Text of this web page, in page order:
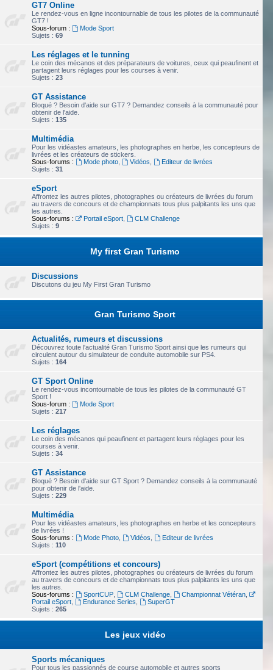
GT7 Online
Le rendez-vous en ligne incontournable de tous les pilotes de la communauté
GT7 !
Sous-forum :
Mode Sport
Sujets : 69
Les réglages et le tunning
Le coin des mécanos et des préparateurs de voitures, ceux qui peaufinent et
partagent leurs réglages pour les courses à venir.
Sujets : 23
GT Assistance
Bloqué ? Besoin d'aide sur GT7 ? Demandez conseils à la communauté pour
obtenir de l'aide.
Sujets : 135
Multimédia
Pour les vidéastes amateurs, les photographes en herbe, les concepteurs de
livrées et les créateurs de stickers.
Sous-forums :
Mode photo, Vidéos
Editeur de livrées
Sujets : 31
eSport
Affrontez les autres pilotes, photographes ou créateurs de livrées du forum
au travers de concours et de championnats tous plus palpitants les uns que
les autres.
Sous-forums :
Portail eSport,
CLM Challenge
Sujets : 9
My first Gran Turismo
Discussions
Discutons du jeu My First Gran Turismo
Gran Turismo Sport
Actualités, rumeurs et discussions
Découvrez toute l'actualité Gran Turismo Sport ainsi que les rumeurs qui
circulent autour du simulateur de conduite automobile sur PS4.
Sujets : 164
GT Sport Online
Le rendez-vous incontournable de tous les pilotes de la communauté GT
Sport !
Sous-forum :
Mode Sport
Sujets : 217
Les réglages
Le coin des mécanos qui peaufinent et partagent leurs réglages pour les
courses à venir.
Sujets : 34
GT Assistance
Bloqué ? Besoin d'aide sur GT Sport ? Demandez conseils à la communauté
pour obtenir de l'aide.
Sujets : 229
Multimédia
Pour les vidéastes amateurs, les photographes en herbe et les concepteurs
de livrées !
Sous-forums :
Mode Photo, Vidéos
Editeur de livrées
Sujets : 110
eSport (compétitions et concours)
Affrontez les autres pilotes, photographes ou créateurs de livrées du forum
au travers de concours et de championnats tous plus palpitants les uns que
les autres.
Sous-forums :
SportCUP, CLM Challenge, Championnat Vétéran,
Portail eSport
Endurance Series
SuperGT
Sujets : 265
Les jeux vidéo
Sports mécaniques
Pour tous les passionnés de course automobile et autres sports